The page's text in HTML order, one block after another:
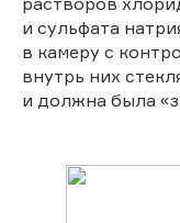
и сульфата
в камеру с
внутрь них
и должна была